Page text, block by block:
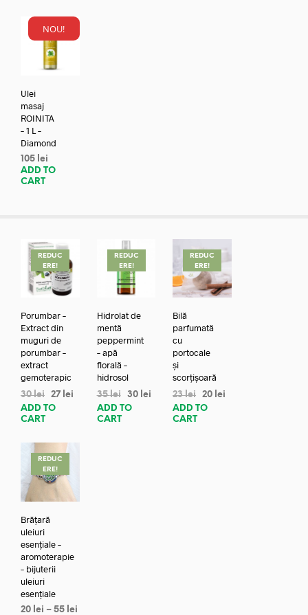
NOU!
Ulei
masaj
ROINITA
– 1 L –
Diamond
105 lei
ADD TO
CART
REDUC
ERE!
Porumbar –
Extract din
muguri de
porumbar –
extract
gemoterapic
30lei 27 lei
ADD TO
CART
REDUC
ERE!
Hidrolat de
mentă
peppermint
– apă
florală –
hidrosol
35lei 30 lei
ADD TO
CART
REDUC
ERE!
Bilă
parfumată
cu
portocale
și
scorțișoară
23lei 20 lei
ADD TO
CART
REDUC
ERE!
Brățară
uleiuri
esențiale –
aromoterapie
– bijuterii
uleiuri
esențiale
20 lei – 55 lei